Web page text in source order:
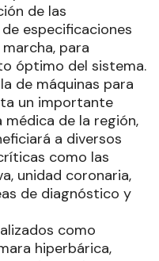
de las
especificaciones
para
óptimo del sistema.
de máquinas para
un importante
de la región,
a diversos
como las
unidad coronaria,
de diagnóstico y
como
hiperbárica,